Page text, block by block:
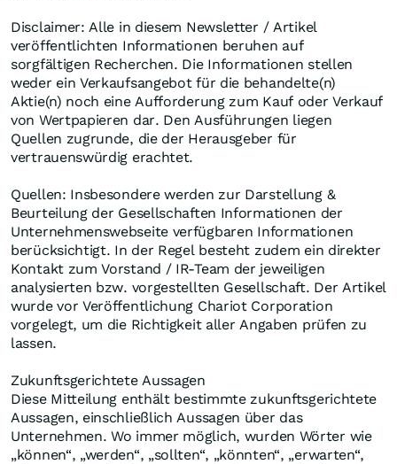
Disclaimer: Alle in diesem Newsletter / Artikel
veröffentlichten Informationen beruhen auf
sorgfältigen Recherchen. Die Informationen stellen
weder ein Verkaufsangebot für die behandelte(n)
Aktie(n) noch eine Aufforderung zum Kauf oder Verkauf
von Wertpapieren dar. Den Ausführungen liegen
Quellen zugrunde, die der Herausgeber für
vertrauenswürdig erachtet.
Quellen: Insbesondere werden zur Darstellung &
Beurteilung der Gesellschaften Informationen der
Unternehmenswebseite verfügbaren Informationen
berücksichtigt. In der Regel besteht zudem ein direkter
Kontakt zum Vorstand / IR-Team der jeweiligen
analysierten bzw. vorgestellten Gesellschaft. Der Artikel
wurde vor Veröffentlichung Chariot Corporation
vorgelegt, um die Richtigkeit aller Angaben prüfen zu
lassen.
Zukunftsgerichtete Aussagen
Diese Mitteilung enthält bestimmte zukunftsgerichtete
Aussagen, einschließlich Aussagen über das
Unternehmen. Wo immer möglich, wurden Wörter wie
„können“, „werden“, „sollten“, „könnten“, „erwarten“,